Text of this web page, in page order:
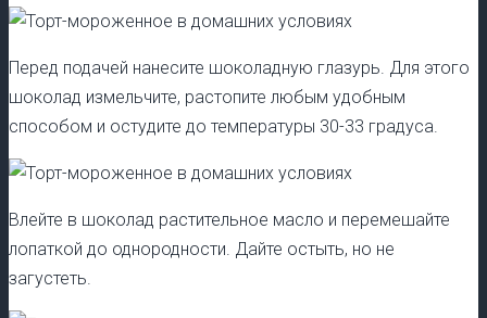
Перед подачей нанесите шоколадную глазурь. Для этого
шоколад измельчите, растопите любым удобным
способом и остудите до температуры 30-33 градуса.
Влейте в шоколад растительное масло и перемешайте
лопаткой до однородности. Дайте остыть, но не
загустеть.